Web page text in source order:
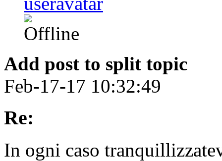
Add post to split topic
Feb-17-17 10:32:49
Re:
In ogni caso